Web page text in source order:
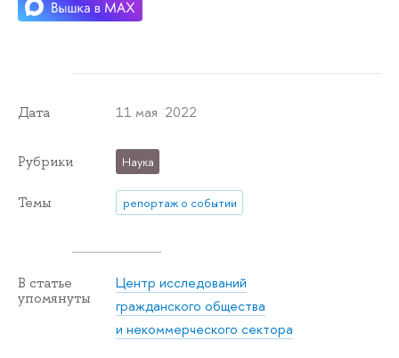
Дата 11 мая 2022
Рубрики Наука
Темы репортаж о событии
В статье
упомянуты
Центр исследований
гражданского общества
и некоммерческого сектора